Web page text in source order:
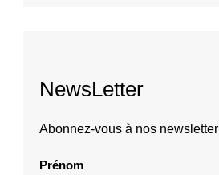
NewsLetter
Abonnez-vous à nos newsletter
Prénom